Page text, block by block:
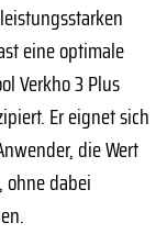
eine optimale
Verkho 3 Plus
Er eignet sich
die Wert
dabei